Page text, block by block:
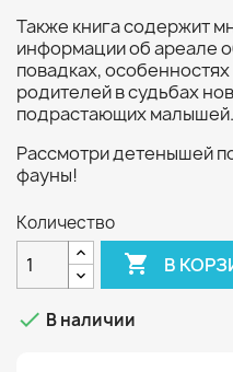
Также книга содержит
информации об ареале
повадках,
родителей в судьбах
подрастающих малышей.
Рассмотри детенышей
фауны!
Количество
 В
 В наличии